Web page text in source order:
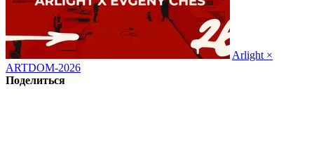
Arlight ×
ARTDOM-2026
Поделиться